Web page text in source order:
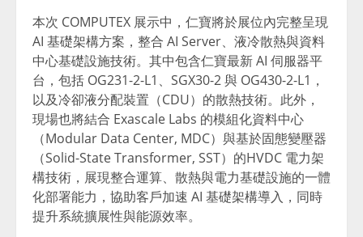
本次 COMPUTEX 展示中，仁寶將於展位內完整呈現
AI 基礎架構方案，整合 AI Server、液冷散熱與資料
中心基礎設施技術。其中包含仁寶最新 AI 伺服器平
台，包括 OG231-2-L1、SGX30-2 與 OG430-2-L1，
以及冷卻液分配裝置 （CDU）的散熱技術。此外，
現場也將結合 Exascale Labs 的模組化資料中心
（Modular Data Center, MDC）與基於固態變壓器
（Solid-State Transformer, SST）的HVDC 電力架
構技術，展現整合運算、散熱與電力基礎設施的一體
化部署能力，協助客戶加速 AI 基礎架構導入，同時
提升系統擴展性與能源效率。